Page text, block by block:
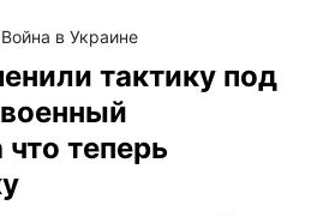
Война в Украине
тактику под
что теперь